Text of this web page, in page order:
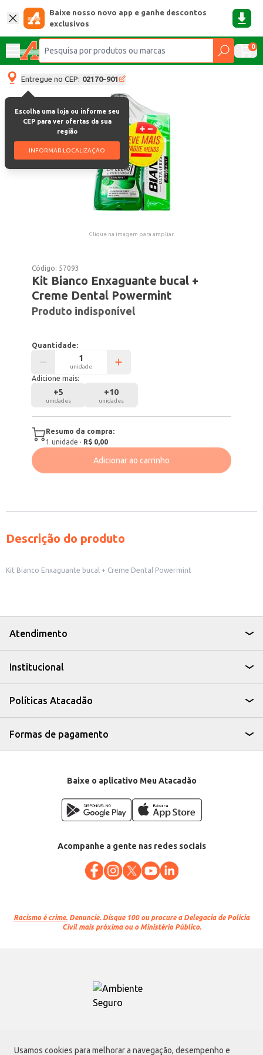
Usamos cookies para melhorar a navegação, desempenho e
Baixe nosso novo app e ganhe descontos
exclusivos
0
Entregue no CEP: 02170-901
Escolha uma loja ou informe seu
CEP para ver ofertas da sua
região
INFORMAR LOCALIZAÇÃO
Clique na imagem para ampliar.
Código: 57093
Kit Bianco Enxaguante bucal +
Creme Dental Powermint
Produto indisponível
Quantidade:
unidade
Adicione mais:
+5
unidades
+10
unidades
Resumo da compra:
1 unidade · R$ 0,00
Adicionar ao carrinho
Descrição do produto
Kit Bianco Enxaguante bucal + Creme Dental Powermint
Atendimento
Institucional
Políticas Atacadão
Formas de pagamento
Baixe o aplicativo Meu Atacadão
Acompanhe a gente nas redes sociais
Racismo é crime. Denuncie. Disque 100 ou procure a Delegacia de Polícia
Civil mais próxima ou o Ministério Público.
Atacadão S.A.